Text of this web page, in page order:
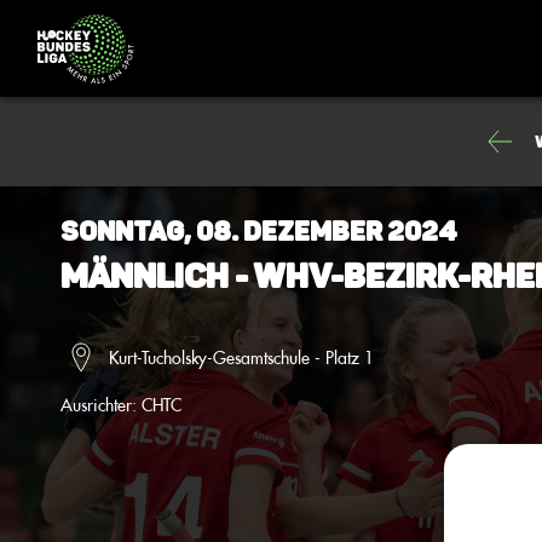
Sonntag, 08. Dezember 2024
Männlich - WHV-Bezirk-
Kurt-Tucholsky-Gesamtschule - Platz 1
Ausrichter: CHTC